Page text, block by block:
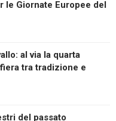
le Giornate Europee del
al via la quarta
tra tradizione e
del passato